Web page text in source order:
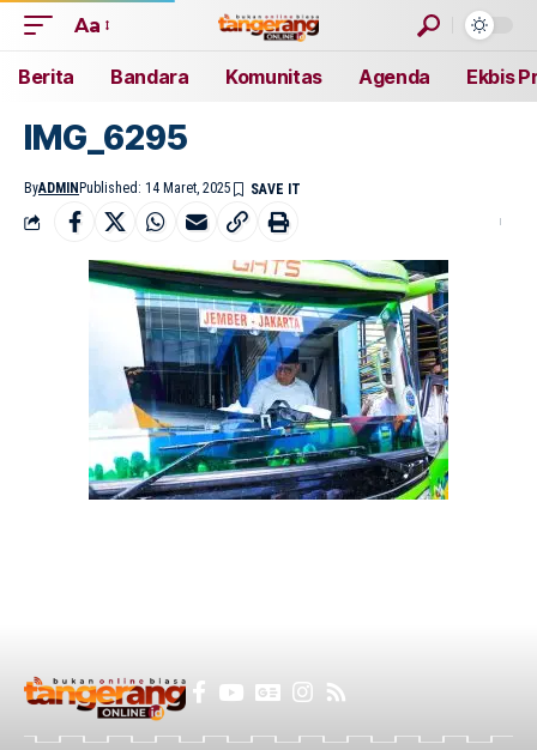
Aa
Berita Bandara Komunitas Agenda Ekbis
IMG_6295
ByADMIN Published: 14 Maret, 2025